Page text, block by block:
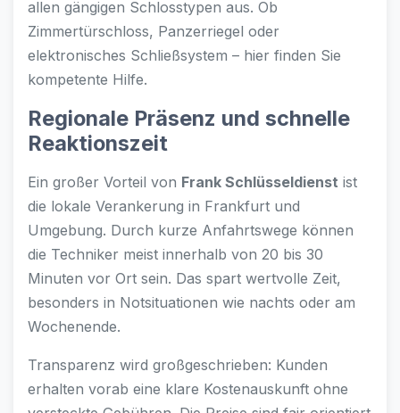
allen gängigen Schlosstypen aus. Ob
Zimmertürschloss, Panzerriegel oder
elektronisches Schließsystem – hier finden Sie
kompetente Hilfe.
Regionale Präsenz und schnelle
Reaktionszeit
Ein großer Vorteil von Frank Schlüsseldienst ist
die lokale Verankerung in Frankfurt und
Umgebung. Durch kurze Anfahrtswege können
die Techniker meist innerhalb von 20 bis 30
Minuten vor Ort sein. Das spart wertvolle Zeit,
besonders in Notsituationen wie nachts oder am
Wochenende.
Transparenz wird großgeschrieben: Kunden
erhalten vorab eine klare Kostenauskunft ohne